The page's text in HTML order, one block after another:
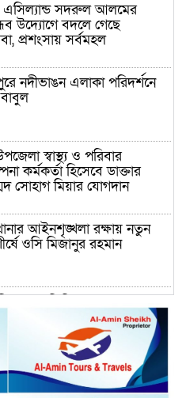
এসিল্যান্ড সদরুল আলমের
উদ্যোগে বদলে গেছে
প্রশংসায় সর্বমহল
নদীভাঙন এলাকা পরিদর্শনে
স্বাস্থ্য ও পরিবার
কর্মকর্তা হিসেবে ডাক্তার
সোহাগ মিয়ার যোগদান
আইনশৃঙ্খলা রক্ষায় নতুন
ওসি মিজানুর রহমান
আজিম উদ্দিন ভূমি মন্ত্রণালয়ে
প্রেস সেক্রেটারি রফিকের
দাপট ও গণ-অসন্তোষের তথ্য